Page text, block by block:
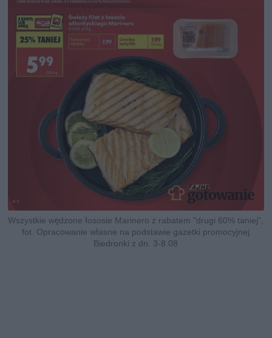
Wszystkie wędzone łososie Marinero z rabatem "drugi 60% taniej",
fot. Opracowanie własne na podstawie gazetki promocyjnej
Biedronki z dn. 3-8.08